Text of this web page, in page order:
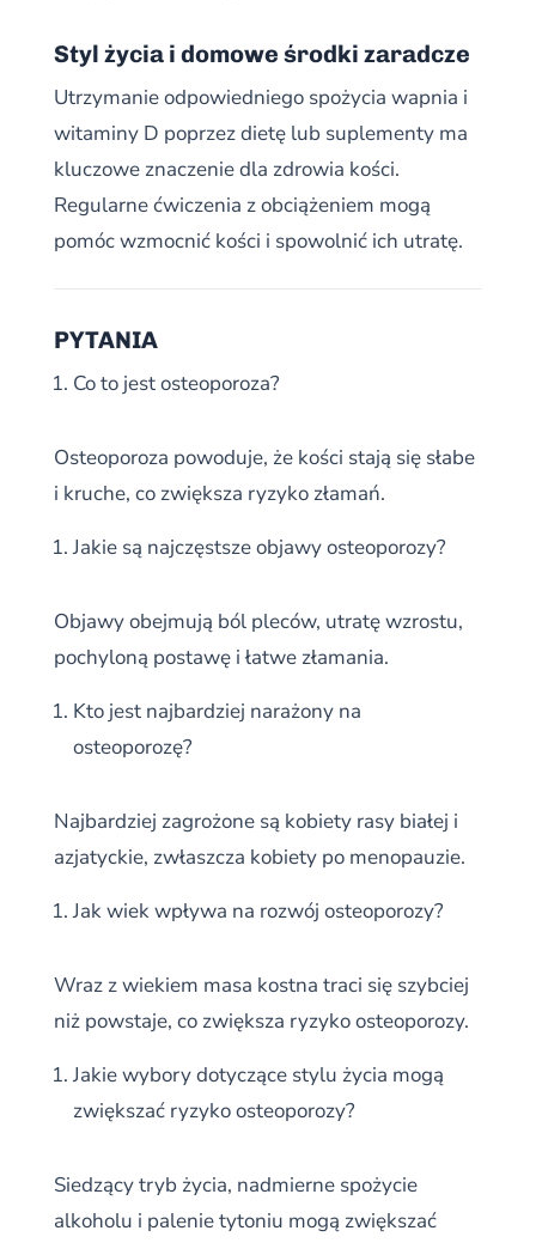
Styl życia i domowe środki zaradcze
Utrzymanie odpowiedniego spożycia wapnia i
witaminy D poprzez dietę lub suplementy ma
kluczowe znaczenie dla zdrowia kości.
Regularne ćwiczenia z obciążeniem mogą
pomóc wzmocnić kości i spowolnić ich utratę.
PYTANIA
Co to jest osteoporoza?
Osteoporoza powoduje, że kości stają się słabe
i kruche, co zwiększa ryzyko złamań.
Jakie są najczęstsze objawy osteoporozy?
Objawy obejmują ból pleców, utratę wzrostu,
pochyloną postawę i łatwe złamania.
Kto jest najbardziej narażony na
osteoporozę?
Najbardziej zagrożone są kobiety rasy białej i
azjatyckie, zwłaszcza kobiety po menopauzie.
Jak wiek wpływa na rozwój osteoporozy?
Wraz z wiekiem masa kostna traci się szybciej
niż powstaje, co zwiększa ryzyko osteoporozy.
Jakie wybory dotyczące stylu życia mogą
zwiększać ryzyko osteoporozy?
Siedzący tryb życia, nadmierne spożycie
alkoholu i palenie tytoniu mogą zwiększać